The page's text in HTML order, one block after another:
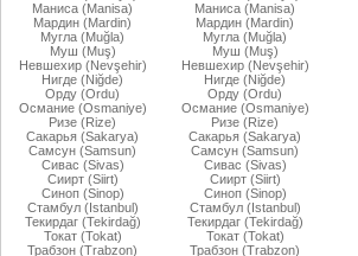
Маниса (Manisa)
Мардин (Mardin)
Мугла (Muğla)
Муш (Muş)
Невшехир (Nevşehir)
Нигде (Niğde)
Орду (Ordu)
Османие (Osmaniye)
Ризе (Rize)
Сакарья (Sakarya)
Самсун (Samsun)
Сивас (Sivas)
Сиирт (Siirt)
Синоп (Sinop)
Стамбул (Istanbul)
Текирдаг (Tekirdağ)
Токат (Tokat)
Трабзон (Trabzon)
Маниса (Manisa)
Мардин (Mardin)
Мугла (Muğla)
Муш (Muş)
Невшехир (Nevşehir)
Нигде (Niğde)
Орду (Ordu)
Османие (Osmaniye)
Ризе (Rize)
Сакарья (Sakarya)
Самсун (Samsun)
Сивас (Sivas)
Сиирт (Siirt)
Синоп (Sinop)
Стамбул (Istanbul)
Текирдаг (Tekirdağ)
Токат (Tokat)
Трабзон (Trabzon)